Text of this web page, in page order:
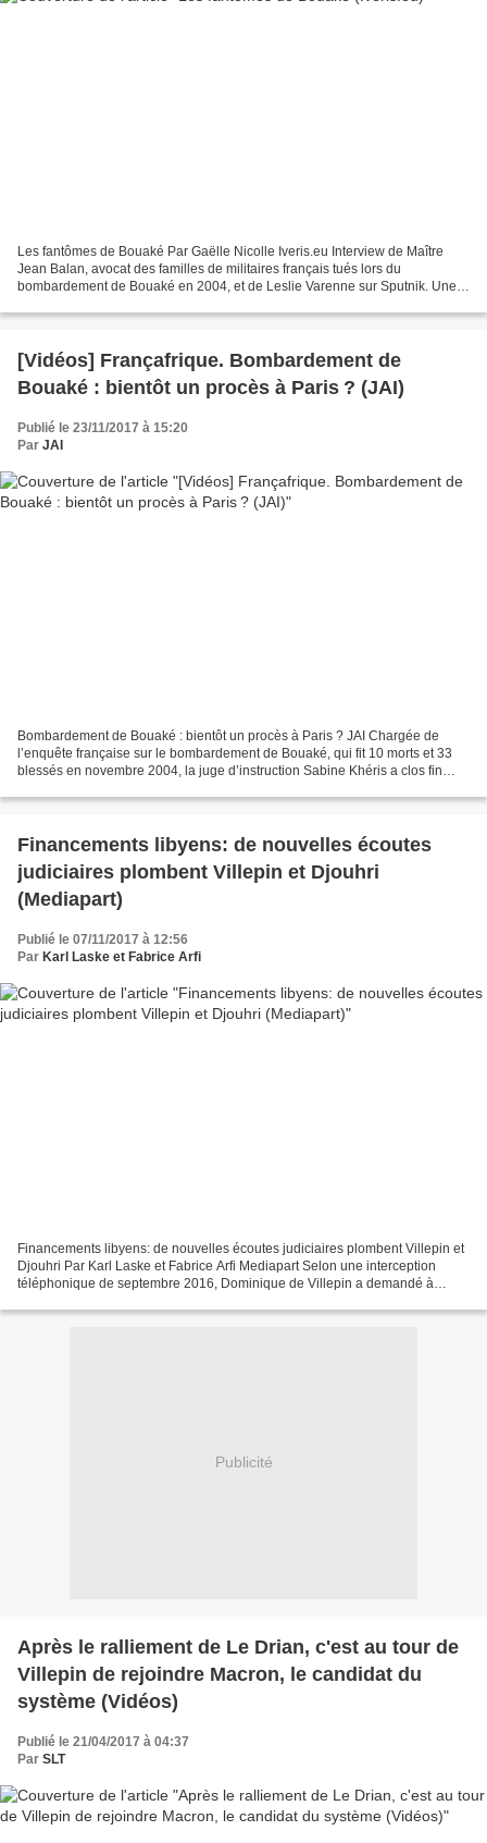
Les fantômes de Bouaké Par Gaëlle Nicolle Iveris.eu Interview de Maître
Jean Balan, avocat des familles de militaires français tués lors du
bombardement de Bouaké en 2004, et de Leslie Varenne sur Sputnik. Une
[Vidéos] Françafrique. Bombardement de
Bouaké : bientôt un procès à Paris ? (JAI)
Publié le 23/11/2017 à 15:20
Par JAI
Bombardement de Bouaké : bientôt un procès à Paris ? JAI Chargée de
l’enquête française sur le bombardement de Bouaké, qui fit 10 morts et 33
blessés en novembre 2004, la juge d’instruction Sabine Khéris a clos fin
Financements libyens: de nouvelles écoutes
judiciaires plombent Villepin et Djouhri
(Mediapart)
Publié le 07/11/2017 à 12:56
Par Karl Laske et Fabrice Arfi
Financements libyens: de nouvelles écoutes judiciaires plombent Villepin et
Djouhri Par Karl Laske et Fabrice Arfi Mediapart Selon une interception
téléphonique de septembre 2016, Dominique de Villepin a demandé à
Publicité
Après le ralliement de Le Drian, c'est au tour de
Villepin de rejoindre Macron, le candidat du
système (Vidéos)
Publié le 21/04/2017 à 04:37
Par SLT